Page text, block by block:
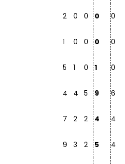
2 0 0 0 0
1 0 0 0 0
5 1 0 1 0
4 4 5 9 6
7 2 2 4 4
9 3 2 5 4